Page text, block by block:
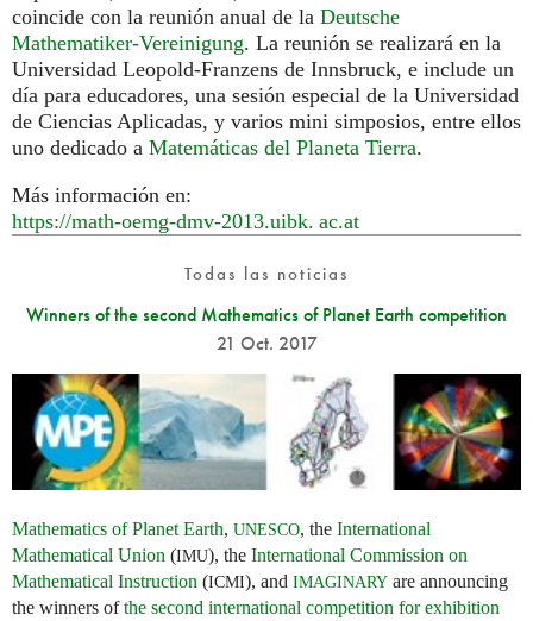
coincide con la reunión anual de la Deutsche
Mathematiker-Vereinigung. La reunión se realizará en la
Universidad Leopold-Franzens de Innsbruck, e include un
día para educadores, una sesión especial de la Universidad
de Ciencias Aplicadas, y varios mini simposios, entre ellos
uno dedicado a Matemáticas del Planeta Tierra.
Más información en:
https://math-oemg-dmv-2013.uibk. ac.at
Todas las noticias
Winners of the second Mathematics of Planet Earth competition
21 Oct. 2017
Mathematics of Planet Earth, UNESCO, the International
Mathematical Union (IMU), the International Commission on
Mathematical Instruction (ICMI), and IMAGINARY are announcing
the winners ofthe second international competition for exhibition